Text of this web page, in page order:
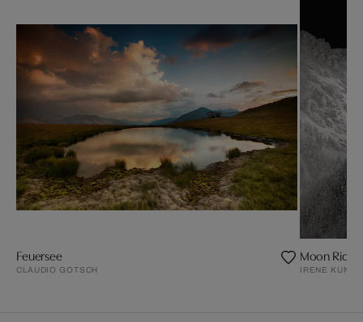
Feuersee
CLAUDIO GOTSCH
Moon Ride,
IRENE KUNG